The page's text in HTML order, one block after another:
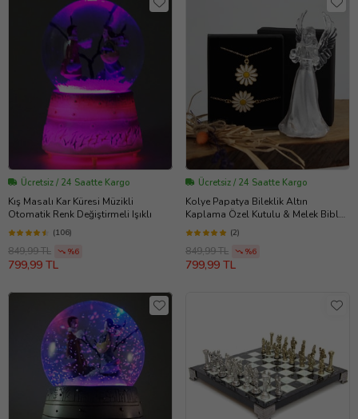
Ücretsiz / 24 Saatte Kargo
Kış Masalı Kar Küresi Müzikli
Otomatik Renk Değiştirmeli Işıklı
(106)
849,99 TL %6
799,99 TL
Ücretsiz / 24 Saatte Kargo
Kolye Papatya Bileklik Altın
Kaplama Özel Kutulu & Melek Biblo
Işıklı Set Hediye
(2)
849,99 TL %6
799,99 TL